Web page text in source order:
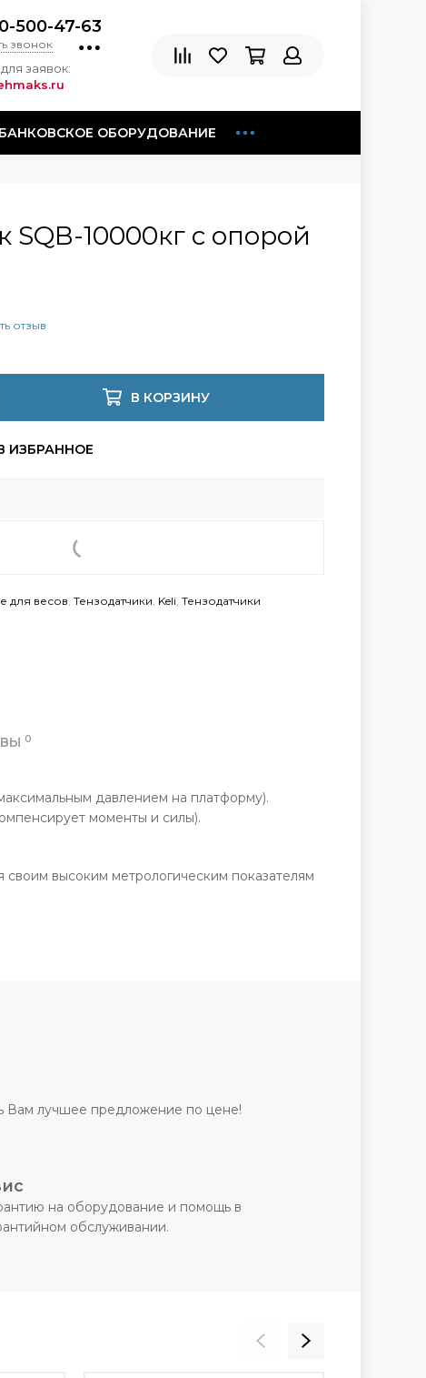
500-47-63
звонок
заявок:
БАНКОВСКОЕ ОБОРУДОВАНИЕ
SQB-10000кг с опорой
отзыв
В КОРЗИНУ
для весов Тензодатчики Keli Тензодатчики
0
давлением на платформу).
моменты и силы).
высоким метрологическим показателям
Вам лучшее предложение по цене!
на оборудование и помощь в
обслуживании.